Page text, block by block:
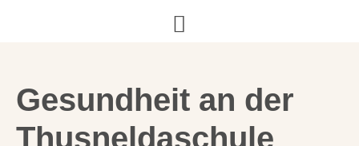
Gesundheit an der
Thusneldaschule